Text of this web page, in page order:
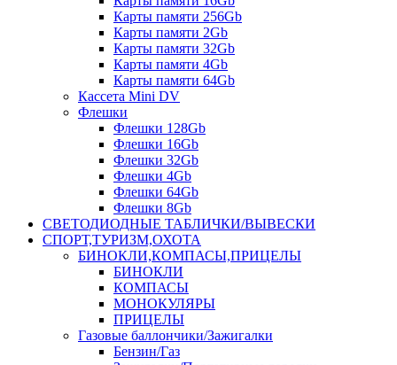
Карты памяти 256Gb
Карты памяти 2Gb
Карты памяти 32Gb
Карты памяти 4Gb
Карты памяти 64Gb
Кассета Mini DV
Флешки
Флешки 128Gb
Флешки 16Gb
Флешки 32Gb
Флешки 4Gb
Флешки 64Gb
Флешки 8Gb
СВЕТОДИОДНЫЕ ТАБЛИЧКИ/ВЫВЕСКИ
СПОРТ,ТУРИЗМ,ОХОТА
БИНОКЛИ,КОМПАСЫ,ПРИЦЕЛЫ
БИНОКЛИ
КОМПАСЫ
МОНОКУЛЯРЫ
ПРИЦЕЛЫ
Газовые баллончики/Зажигалки
Бензин/Газ